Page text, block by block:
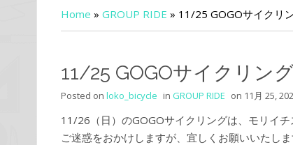
Home » GROUP RIDE » 11/25 GOGOサイクリ
11/25 GOGOサイクリン
Posted on loko_bicycle in GROUP RIDE on 11月 25,
11/26（日）のGOGOサイクリングは、モリイチ
ご迷惑をおかけしますが、宜しくお願いいたしま